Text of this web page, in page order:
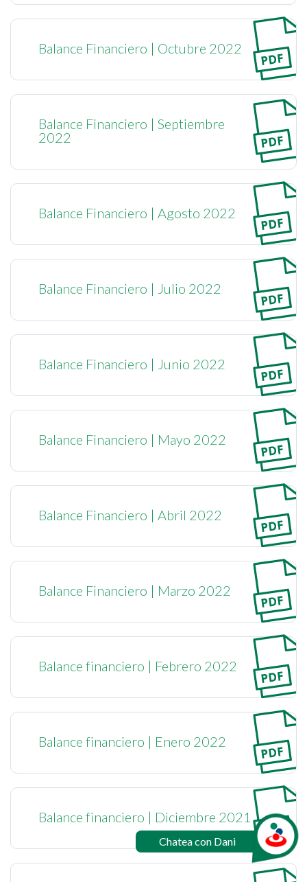
Balance Financiero | Octubre 2022
Balance Financiero | Septiembre
2022
Balance Financiero | Agosto 2022
Balance Financiero | Julio 2022
Balance Financiero | Junio 2022
Balance Financiero | Mayo 2022
Balance Financiero | Abril 2022
Balance Financiero | Marzo 2022
Balance financiero | Febrero 2022
Balance financiero | Enero 2022
Balance financiero | Diciembre 2021
Chatea con Dani